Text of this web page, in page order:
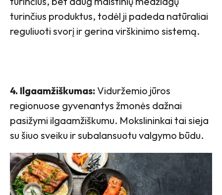
turinčius produktus, todėl ji padeda natūraliai
reguliuoti svorį ir gerina virškinimo sistemą.
4. Ilgaamžiškumas: Viduržemio jūros
regionuose gyvenantys žmonės dažnai
pasižymi ilgaamžiškumu. Mokslininkai tai sieja
su šiuo sveiku ir subalansuotu valgymo būdu.